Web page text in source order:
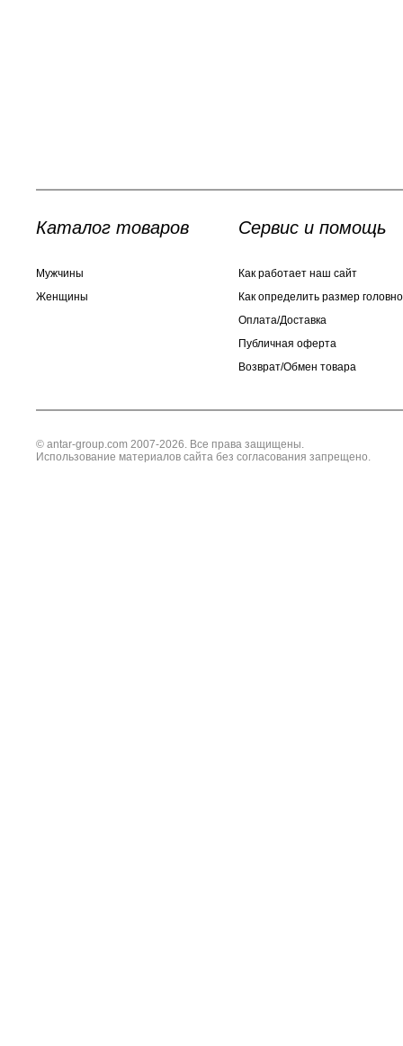
Каталог товаров
Мужчины
Женщины
Сервис и помощь
Как работает наш сайт
Как определить размер
Оплата/Доставка
Публичная оферта
Возврат/Обмен товара
© antar-group.com 2007-2026. Все права защищены.
Использование материалов сайта без согласования запрещено.